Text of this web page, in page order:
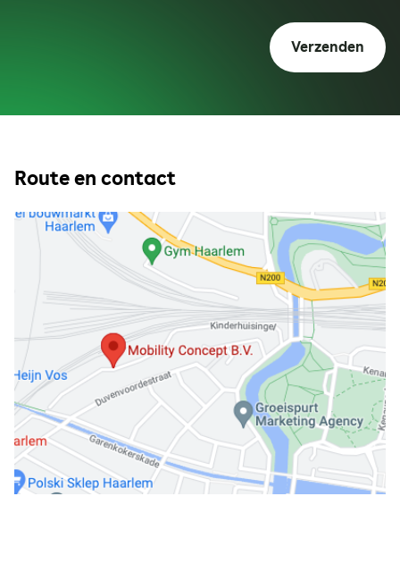
Verzenden
Route en contact